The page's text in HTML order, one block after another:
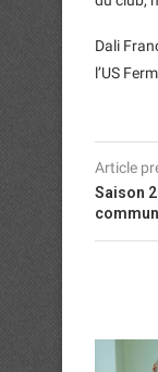
Dali
l’US
Article
Saison